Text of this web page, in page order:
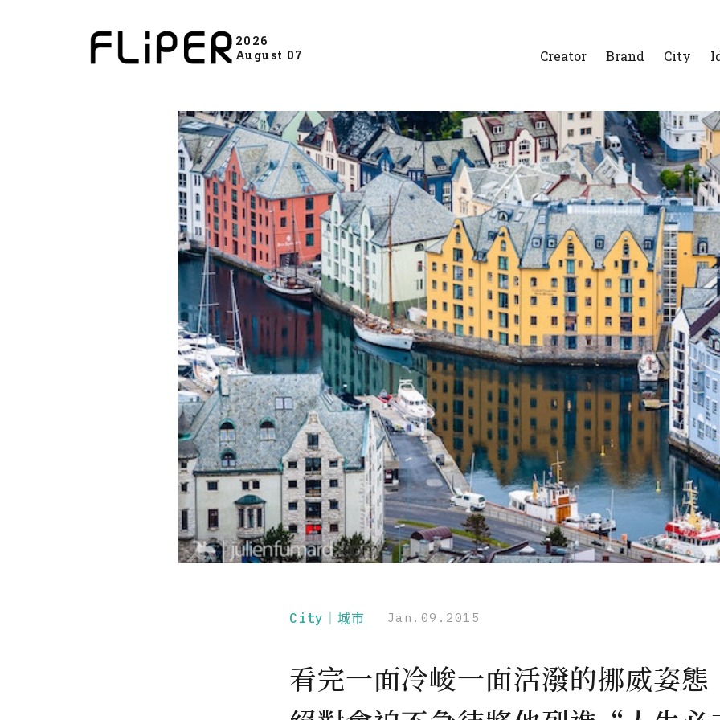
2026
August 07
Creator Brand City
City｜城市 Jan.09.2015
看完一面冷峻一面活潑的挪威姿態